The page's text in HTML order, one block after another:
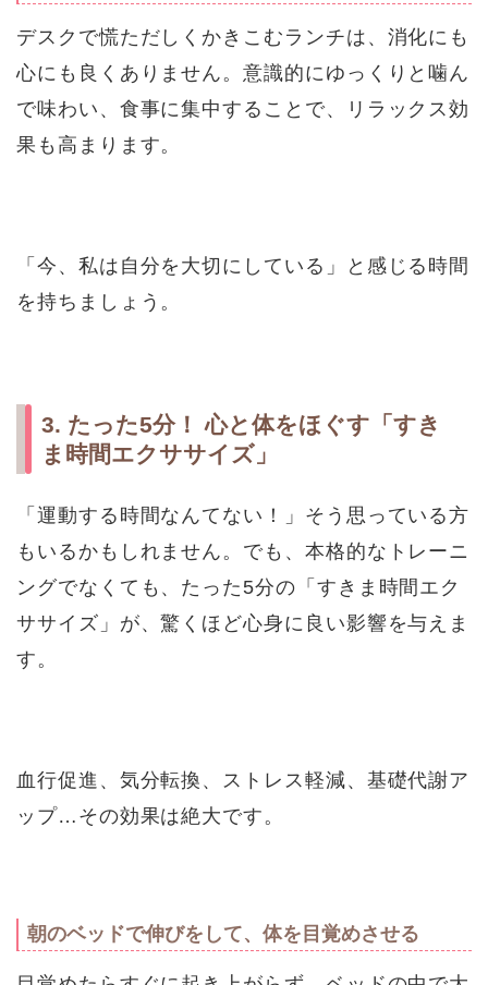
デスクで慌ただしくかきこむランチは、消化にも
心にも良くありません。意識的にゆっくりと噛ん
で味わい、食事に集中することで、リラックス効
果も高まります。
「今、私は自分を大切にしている」と感じる時間
を持ちましょう。
3. たった5分！ 心と体をほぐす「すき
ま時間エクササイズ」
「運動する時間なんてない！」そう思っている方
もいるかもしれません。でも、本格的なトレーニ
ングでなくても、たった5分の「すきま時間エク
ササイズ」が、驚くほど心身に良い影響を与えま
す。
血行促進、気分転換、ストレス軽減、基礎代謝ア
ップ…その効果は絶大です。
朝のベッドで伸びをして、体を目覚めさせる